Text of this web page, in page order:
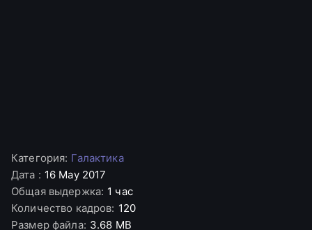
Категория: Галактика
Дата : 16 May 2017
Общая выдержка: 1 час
Количество кадров: 120
Размер файла: 3.68 MB